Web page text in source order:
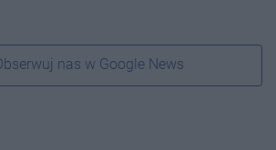
nas w Google News